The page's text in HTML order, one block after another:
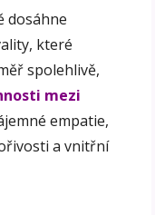
dosáhne
které
spolehlivě,
mezi
empatie,
a vnitřní